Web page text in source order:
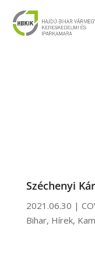
Széchenyi
2021.06.30 |
Bihar, Hírek,